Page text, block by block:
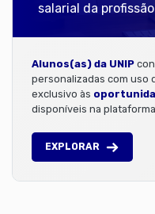
salarial da
Alunos(as) da UNIP
personalizadas com uso
exclusivo às
disponíveis na
EXPLORAR